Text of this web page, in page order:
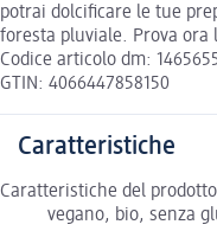
potrai dolcificare le tue
foresta pluviale. Prova ora
Codice articolo dm:
GTIN: 4066447858150
Caratteristiche
Caratteristiche del
vegano, bio, senza